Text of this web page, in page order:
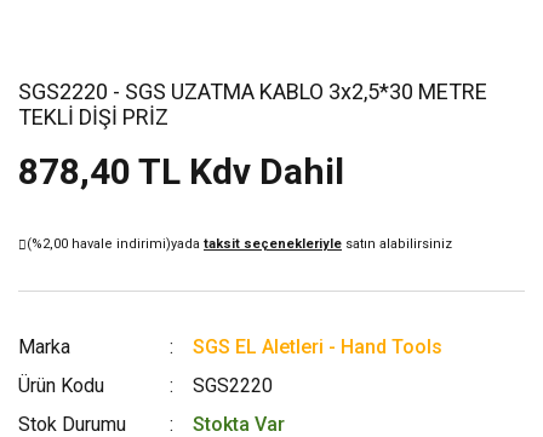
SGS2220 - SGS UZATMA KABLO 3x2,5*30 METRE
TEKLİ DİŞİ PRİZ
878,40 TL Kdv Dahil
(%2,00 havale indirimi)yada taksit seçenekleriyle satın alabilirsiniz
Marka
SGS EL Aletleri - Hand Tools
Ürün Kodu
SGS2220
Stok Durumu
Stokta Var